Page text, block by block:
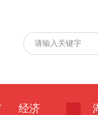
经济